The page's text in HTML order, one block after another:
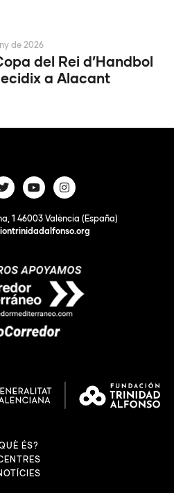
del Rei d’Handbol
a Alacant
de 2026
1 46003 València (España)
ÉS?